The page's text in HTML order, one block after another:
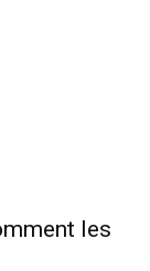
les